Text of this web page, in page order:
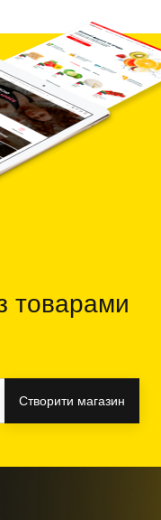
товарами
Створити магазин